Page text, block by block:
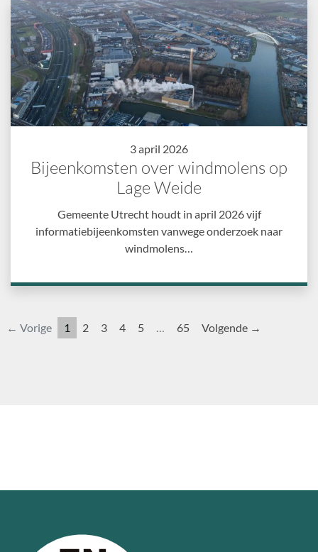
3 april 2026
Bijeenkomsten over windmolens op
Lage Weide
Gemeente Utrecht houdt in april 2026 vijf
informatiebijeenkomsten vanwege onderzoek naar
windmolens…
← Vorige 1 2 3 4 5 … 65 Volgende →